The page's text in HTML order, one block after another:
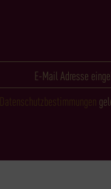
Datenschutzbestimmungen